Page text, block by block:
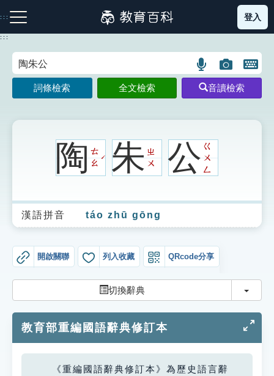
到
主
:::
注音索引圖示 筆畫索引圖示 部首索引表圖示
生字詞彙表
成語故事
索引選單
單字索引
生命大百科索引
登入
:::
語
言
搜
示
圖
片
搜
開
鍵
圖
詞條檢索 全文檢索 音讀檢索
陶ㄊ
ㄠ
ˊ 朱ㄓ
ㄨ
公ㄍ
ㄨ
ㄥ
漢語拼音 táo zhū gōng
開啟關聯 列入收藏 QRcode分享
切換辭典 切換
教育部重編國語辭典修訂本
《重編國語辭典修訂本》為歷史語言辭